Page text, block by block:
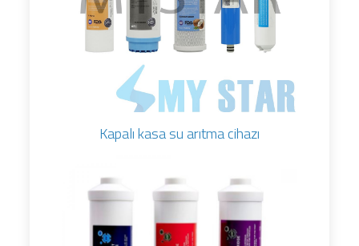
Kapalı kasa su arıtma cihazı